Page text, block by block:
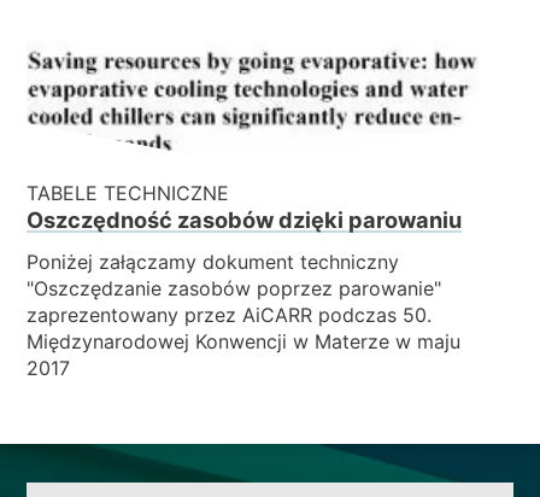
TABELE TECHNICZNE
Oszczędność zasobów dzięki parowaniu
Poniżej załączamy dokument techniczny
"Oszczędzanie zasobów poprzez parowanie"
zaprezentowany przez AiCARR podczas 50.
Międzynarodowej Konwencji w Materze w maju
2017